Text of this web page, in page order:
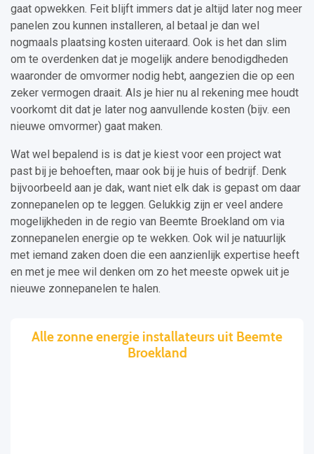
gaat opwekken. Feit blijft immers dat je altijd later nog meer
panelen zou kunnen installeren, al betaal je dan wel
nogmaals plaatsing kosten uiteraard. Ook is het dan slim
om te overdenken dat je mogelijk andere benodigdheden
waaronder de omvormer nodig hebt, aangezien die op een
zeker vermogen draait. Als je hier nu al rekening mee houdt
voorkomt dit dat je later nog aanvullende kosten (bijv. een
nieuwe omvormer) gaat maken.
Wat wel bepalend is is dat je kiest voor een project wat
past bij je behoeften, maar ook bij je huis of bedrijf. Denk
bijvoorbeeld aan je dak, want niet elk dak is gepast om daar
zonnepanelen op te leggen. Gelukkig zijn er veel andere
mogelijkheden in de regio van Beemte Broekland om via
zonnepanelen energie op te wekken. Ook wil je natuurlijk
met iemand zaken doen die een aanzienlijk expertise heeft
en met je mee wil denken om zo het meeste opwek uit je
nieuwe zonnepanelen te halen.
Alle zonne energie installateurs uit Beemte
Broekland